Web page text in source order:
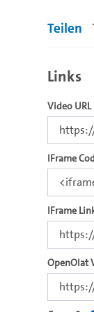
Im
Teilen
Links
Video URL
IFrame
IFrame
OpenOlat